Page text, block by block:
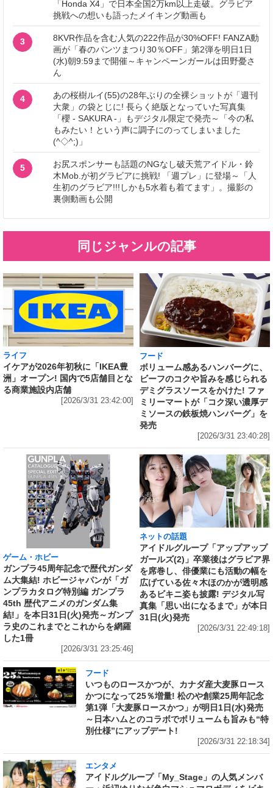
「Honda X4」で日本全国2万km以上走破。グラビア
挑戦への想いも語ったメイキング動画も
3
8KVR作品を含む人気の222作品が30%OFF! FANZA動
画が「春のパンツまつり30％OFF」第2弾を明日1日
(水)朝9:59まで開催～キャンペーンガールは田野憂さ
ん
4
あの桜樹ルイ(55)の28年ぶりの全裸ショットが「週刊
大衆」の袋とじに! 長らく絶版となっていた写真集
「櫻 - SAKURA -」もデジタル限定で発売～「今の私
もみたい！という声に調子にのってしまいました
(^◇^;)」
5
お尻スポンサーも話題のNGなし破天荒アイドル・鈴
木Mob.が初グラビアに挑戦! 「週プレ」に登場～「人
生初のグラビア!!!しかも5水着も着てます」。撮影の
裏側動画も公開
同じジャンルの記事
ライフ
イケアが2026年初秋に「IKEA豊
洲」オープン! 国内で5店舗目とな
る商業施設内店舗
[2026/3/31 23:42:00]
フード
ボリューム感あるハンバーグに、
ビーフのコクや旨みを感じられる
デミグラスソースをかけた! ファ
ミリーマートが「コク深い濃厚デ
ミソースの鉄板焼ハンバーグ」を
発売
[2026/3/31 23:40:28]
ゲーム・ホビー
ガンプラ45周年記念で歴代ガンダ
ム大集結! ホビージャパンが「ガ
ンプラカタログ特別編 ガンプラ
45th 歴代アニメのガンダム集
結!」を本日31日(火)発売～ガンプ
ラ史のこれまでとこれからを網羅
した1冊
[2026/3/31 23:25:46]
ネットの話題
アイドルグループ「アップアップ
ガールズ(2)」卒業後はグラビア界
を席巻し、俳優業にも活動の幅を
広げている佐々木ほのかが透明感
あるビキニ姿も披露! デジタル写
真集「思い出になるまで」が本日
31日(火)発売
[2026/3/31 22:49:18]
フード
いつものロースかつが、カナダ産大麦豚ロース
かつになって25％増量! 松のや創業25周年記念
第1弾「大麦豚ロースかつ」が明日1日(水)発売
～日本ハムとのコラボでボリュームも旨みも“特
別仕様”にアップデート!
[2026/3/31 22:18:34]
エンタメ
アイドルグループ「My_Stage」の人気メンバ